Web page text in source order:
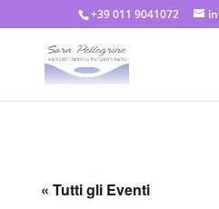
+39 011 9041072
« Tutti gli Eventi